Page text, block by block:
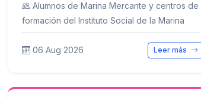
Alumnos de Marina Mercante y centros de
formación del Instituto Social de la Marina
06 Aug 2026 Leer más